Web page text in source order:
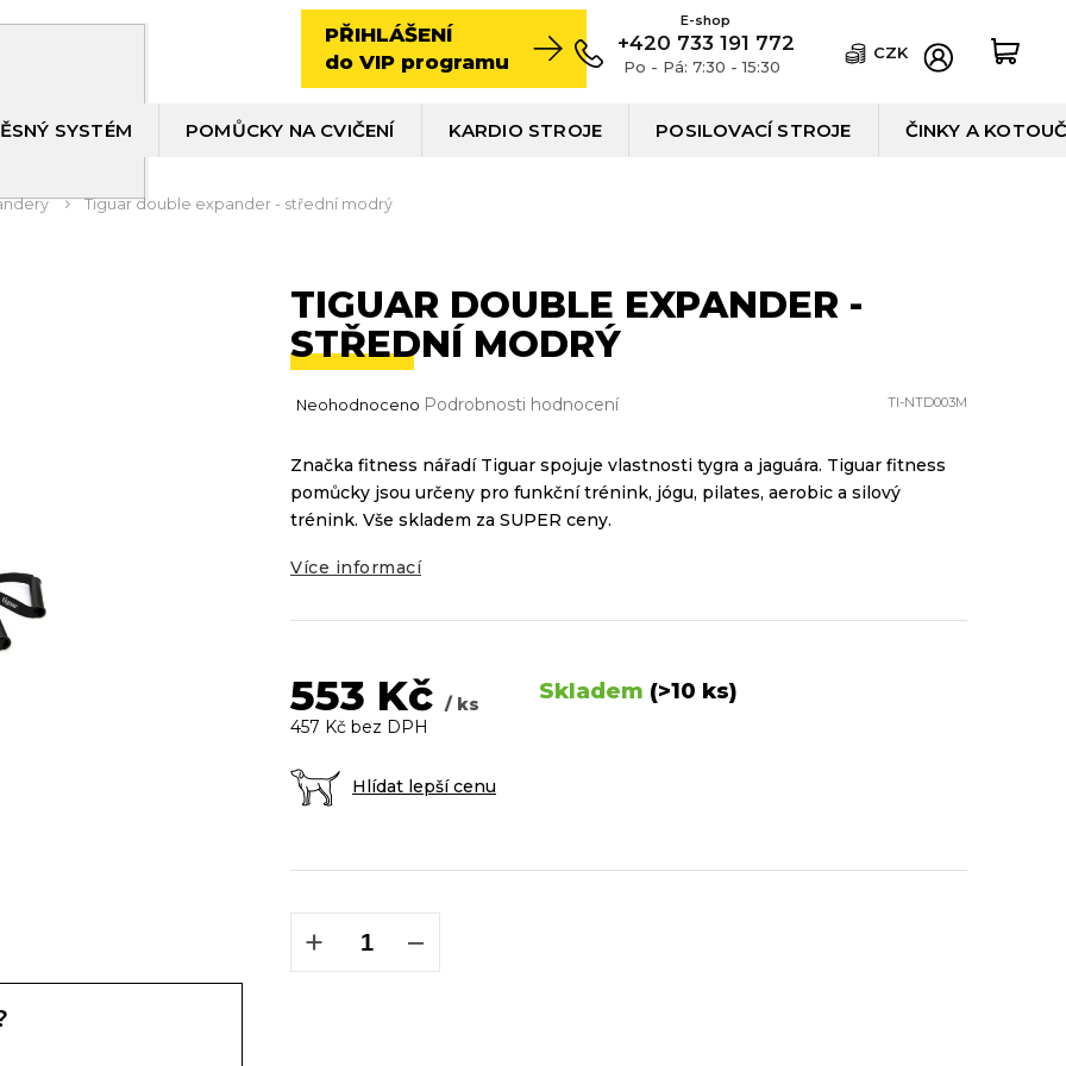
PŘIHLÁŠENÍ
do VIP programu
+420 733 191 772
Po - Pá: 7:30 - 15:30
CZK
SYSTÉM POMŮCKY NA CVIČENÍ KARDIO STROJE POSILOVACÍ STROJE ČINKY A
Tiguar double expander - střední modrý
TIGUAR DOUBLE EXPANDER -
STŘEDNÍ MODRÝ
TI-NTD003M
Průměrné
je
0,0
z
hvězdiček.
Neohodnoceno Podrobnosti hodnocení
553 Kč / ks Skladem (>10 ks)
Hlídat lepší cenu
457 Kč bez DPH
+ −
Značka fitness nářadí Tiguar spojuje vlastnosti tygra a jaguára. Tiguar fitness
pomůcky jsou určeny pro funkční trénink, jógu, pilates, aerobic a silový
trénink. Vše skladem za SUPER ceny.
Více informací